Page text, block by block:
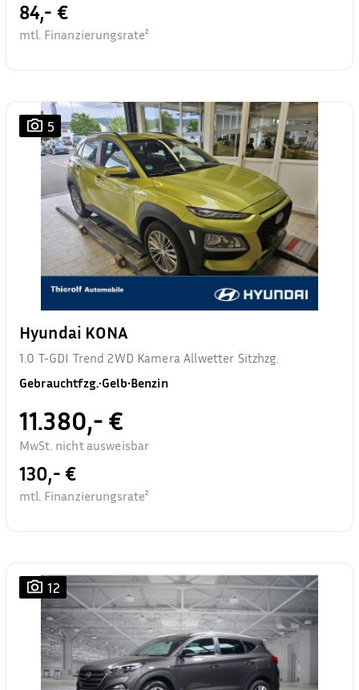
84,- €
mtl. Finanzierungsrate²
5
Hyundai KONA
1.0 T-GDI Trend 2WD Kamera Allwetter Sitzhzg.
Gebrauchtfzg.•Gelb•Benzin
11.380,- €
MwSt. nicht ausweisbar
130,- €
mtl. Finanzierungsrate²
12